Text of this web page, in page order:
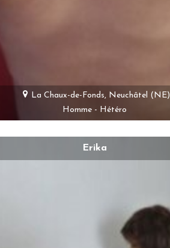
La Chaux-de-Fonds, Neuchâtel (NE)
Homme - Hétéro
Erika